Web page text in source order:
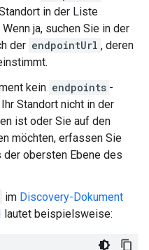
in der Liste
ja, suchen Sie in der
der endpointUrl , deren
kein endpoints -
Standort nicht in der
ist oder Sie auf den
möchten, erfassen Sie
der obersten Ebene des
im Discovery-Dokument
lautet beispielsweise: